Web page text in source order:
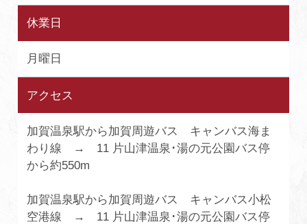
休業日
月曜日
アクセス
加賀温泉駅から加賀周遊バス キャンバス海ま
わり線 → 11 片山津温泉･湯の元公園バス停
から約550m
加賀温泉駅から加賀周遊バス キャンバス小松
空港線 → 11 片山津温泉･湯の元公園バス停